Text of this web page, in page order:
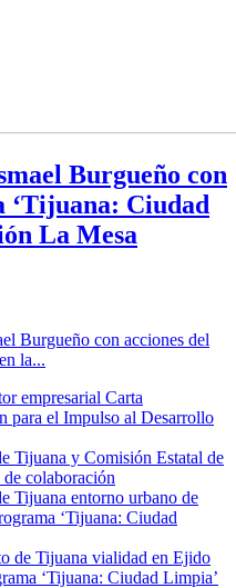
Burgueño con
‘Tijuana: Ciudad
La Mesa
Burgueño con acciones del
la...
empresarial Carta
para el Impulso al Desarrollo
Tijuana y Comisión Estatal de
colaboración
Tijuana entorno urbano de
‘Tijuana: Ciudad
de Tijuana vialidad en Ejido
‘Tijuana: Ciudad Limpia’